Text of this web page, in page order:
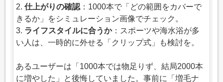
2. 仕上がりの確認：1000本で「どの範囲をカバーで
きるか」をシミュレーション画像でチェック。
3. ライフスタイルに合うか：スポーツや海水浴が多
い人は、一時的に外せる「クリップ式」も検討を。
あるユーザーは「1000本では物足りず、結局2000本
に増やした」と後悔していました。事前に「増毛ナ